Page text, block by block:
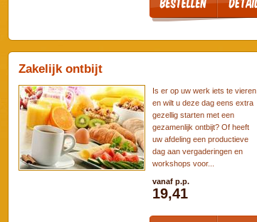
Zakelijk ontbijt
Is er op uw werk iets te vieren
en wilt u deze dag eens extra
gezellig starten met een
gezamenlijk ontbijt? Of heeft
uw afdeling een productieve
dag aan vergaderingen en
workshops voor...
vanaf p.p.
19,41